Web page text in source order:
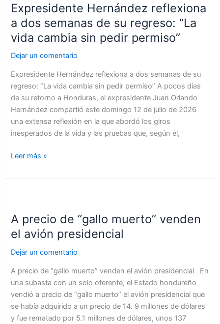
Expresidente Hernández reflexiona
a dos semanas de su regreso: “La
vida cambia sin pedir permiso”
Dejar un comentario
Expresidente Hernández reflexiona a dos semanas de su
regreso: “La vida cambia sin pedir permiso” A pocos días
de su retorno a Honduras, el expresidente Juan Orlando
Hernández compartió este domingo 12 de julio de 2026
una extensa reflexión en la que abordó los giros
inesperados de la vida y las pruebas que, según él,
permiso”
Leer más »
A precio de “gallo muerto” venden
el avión presidencial
Dejar un comentario
A precio de “gallo muerto” venden el avión presidencial En
una subasta con un solo oferente, el Estado hondureño
vendió a precio de “gallo muerto” el avión presidencial que
se había adquirido a un precio de 14. 9 millones de dólares
y fue rematado por 5.1 millones de dólares, unos 137
de
“gallo
venden
avión
presidencial